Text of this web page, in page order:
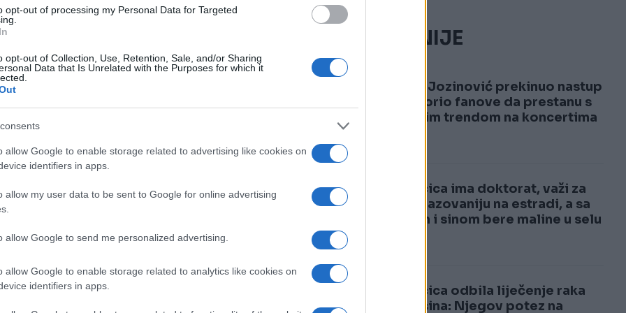
opt-out of processing my Personal Data for Targeted
opt-out of Collection, Use, Retention, Sale, and/or Sharing
Data that Is Unrelated with the Purposes for which it
allow Google to enable storage related to advertising like cookies on
identifiers in apps.
allow my user data to be sent to Google for online advertising
allow Google to send me personalized advertising.
allow Google to enable storage related to analytics like cookies on
identifiers in apps.
ime", i ja kao budala pristala. Nisam bila
ni pomaknula – rekla je.
s kojom je živjela i koju je voljela kao majku,
lažov, ali nadam se da će me ljudi razumjeti.
majku. Zbog nje sam odbacila svoju braću i
kad mi je bilo pet godina. Tek sam sa 19
Media".
NAJČITANIJE
1
Jakov Jozinović prekinuo nastup
i upozorio fanove da prestanu s
opasnim trendom na koncertima
2
Pjevačica ima doktorat, važi za
najobrazovaniju na estradi, a sa
mužem i sinom bere maline u selu
Pjevačica odbila liječenje raka
zbog sina: Njegov potez na